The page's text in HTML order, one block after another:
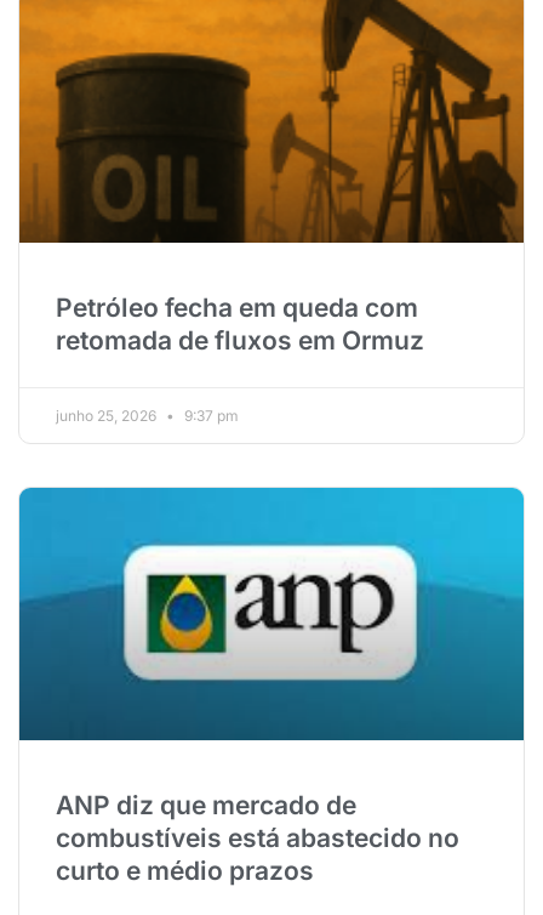
Petróleo fecha em queda com
retomada de fluxos em Ormuz
junho 25, 2026 9:37 pm
ANP diz que mercado de
combustíveis está abastecido no
curto e médio prazos